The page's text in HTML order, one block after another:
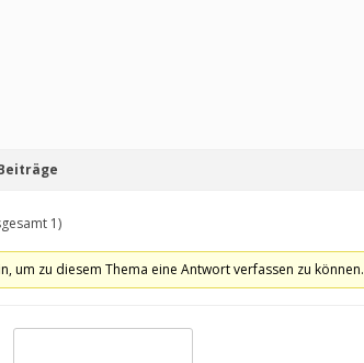
1)
um zu diesem Thema eine Antwort verfassen zu können.